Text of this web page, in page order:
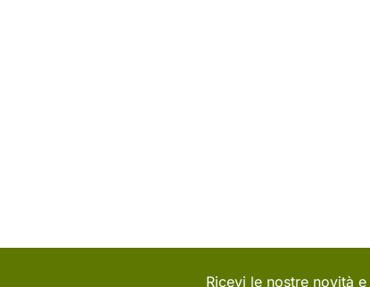
Ricevi le nostre novità